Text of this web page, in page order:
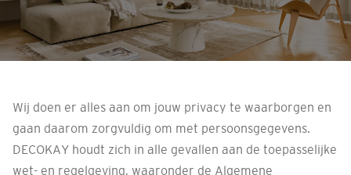
Wij doen er alles aan om jouw privacy te waarborgen en
gaan daarom zorgvuldig om met persoonsgegevens.
DECOKAY houdt zich in alle gevallen aan de toepasselijke
wet- en regelgeving, waaronder de Algemene